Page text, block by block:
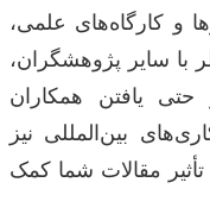
و کارگاه‌های علمی،
سایر پژوهشگران،
یافتن همکاران
بین‌المللی نیز
مقالات شما کمک